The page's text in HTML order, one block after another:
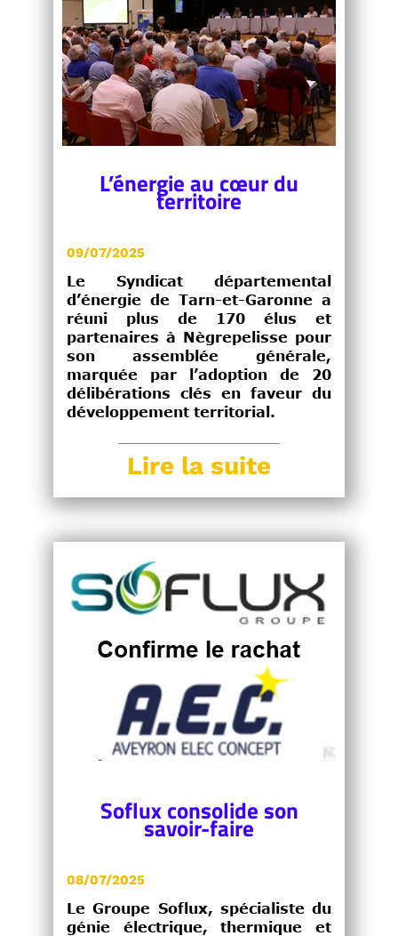
L’énergie au cœur du
territoire
09/07/2025
Le Syndicat départemental
d’énergie de Tarn-et-Garonne a
réuni plus de 170 élus et
partenaires à Nègrepelisse pour
son assemblée générale,
marquée par l’adoption de 20
délibérations clés en faveur du
développement territorial.
Lire la suite
Soflux consolide son
savoir-faire
08/07/2025
Le Groupe Soflux, spécialiste du
génie électrique, thermique et